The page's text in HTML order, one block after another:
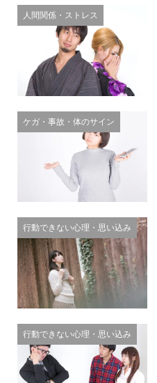
人間関係・ストレス
ケガ・事故・体のサイン
行動できない心理・思い込み
行動できない心理・思い込み